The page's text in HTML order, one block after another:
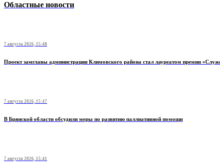
Областные новости
7 августа 2026, 15:48
Проект замглавы администрации Климовского района стал лауреатом премии
7 августа 2026, 15:47
В Брянской области обсудили меры по развитию паллиативной помощи
7 августа 2026, 15:41